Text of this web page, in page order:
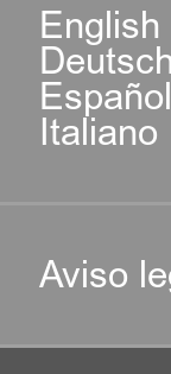
English
Italiano
Aviso